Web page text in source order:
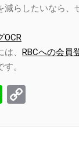
減らしたいなら、
OCR
、 RBCへの会員
。
Line